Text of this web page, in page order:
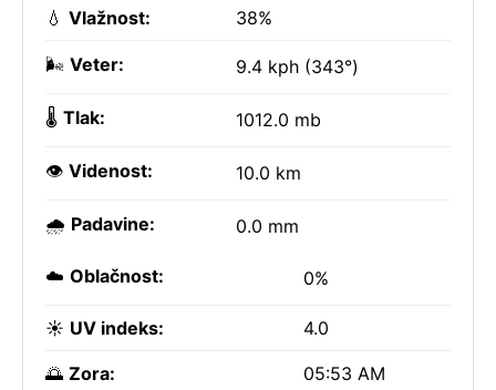
💧 Vlažnost: 38%
🌬️ Veter: 9.4 kph (343°)
🌡️ Tlak: 1012.0 mb
👁️ Videnost: 10.0 km
🌧️ Padavine: 0.0 mm
☁️ Oblačnost: 0%
☀️ UV indeks: 4.0
🌅 Zora: 05:53 AM